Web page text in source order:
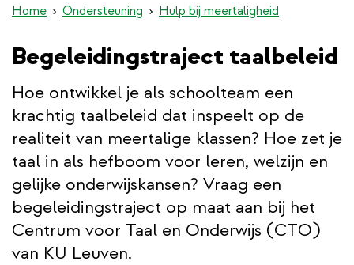
gaan
Home Ondersteuning Hulp bij meertaligheid
Begeleidingstraject taalbeleid
Hoe ontwikkel je als schoolteam een
krachtig taalbeleid dat inspeelt op de
realiteit van meertalige klassen? Hoe zet je
taal in als hefboom voor leren, welzijn en
gelijke onderwijskansen? Vraag een
begeleidingstraject op maat aan bij het
Centrum voor Taal en Onderwijs (CTO)
van KU Leuven.